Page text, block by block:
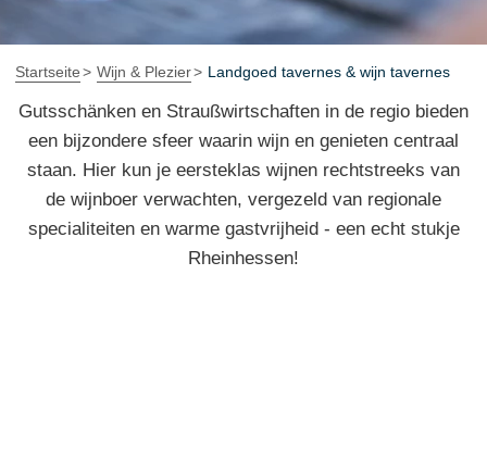
Startseite Wijn & Plezier Landgoed tavernes & wijn tavernes
Gutsschänken en Straußwirtschaften in de regio bieden
een bijzondere sfeer waarin wijn en genieten centraal
staan. Hier kun je eersteklas wijnen rechtstreeks van
de wijnboer verwachten, vergezeld van regionale
specialiteiten en warme gastvrijheid - een echt stukje
Rheinhessen!